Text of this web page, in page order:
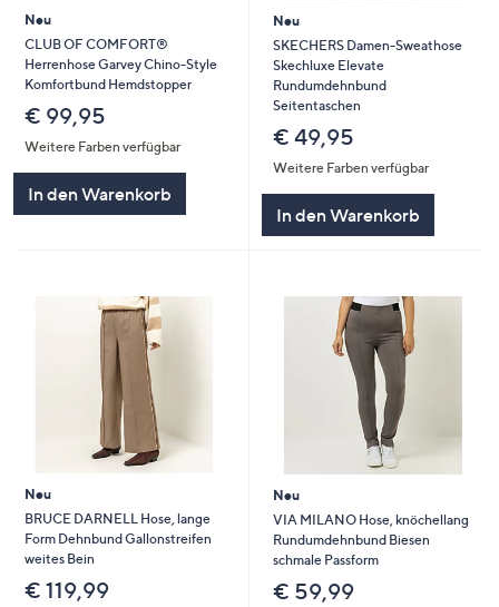
Neu
CLUB OF COMFORT®
Herrenhose Garvey Chino-Style
Komfortbund Hemdstopper
€ 99,95
Weitere Farben verfügbar
In den Warenkorb
Neu
SKECHERS Damen-Sweathose
Skechluxe Elevate
Rundumdehnbund
Seitentaschen
€ 49,95
Weitere Farben verfügbar
In den Warenkorb
Neu
BRUCE DARNELL Hose, lange
Form Dehnbund Gallonstreifen
weites Bein
€ 119,99
Neu
VIA MILANO Hose, knöchellang
Rundumdehnbund Biesen
schmale Passform
€ 59,99